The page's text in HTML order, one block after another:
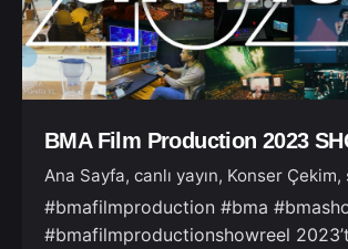
BMA Film Production 2023
Ana Sayfa canlı yayın Konser Çekim
#bmafilmproduction #bma
#bmafilmproductionshowreel